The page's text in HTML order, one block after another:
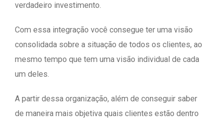
verdadeiro investimento.
Com essa integração você consegue ter uma visão
consolidada sobre a situação de todos os clientes, ao
mesmo tempo que tem uma visão individual de cada
um deles.
A partir dessa organização, além de conseguir saber
de maneira mais objetiva quais clientes estão dentro